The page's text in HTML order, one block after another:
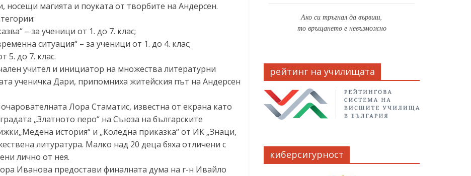
носещи магията и поуката от творбите на Андерсен.
– за ученици от 1. до 7. клас;
ситуация“ – за ученици от 1. до 4. клас;
5. до 7. клас.
учител и инициатор на множества литературни
ученичка Дари, припомниха житейския път на Андерсен
Лора Стаматис, известна от екрана като
„Златното перо“ на Съюза на българските
история“ и „Коледна приказка“ от ИК „Знаци,
литуратура. Малко над 20 деца бяха отличени с
лично от нея.
Иванова предостави финалната дума на г-н Ивайло
Ако си тръгнал да вървиш,
то връщането е невъзможно
рейтинг на училищата
киберсигурност